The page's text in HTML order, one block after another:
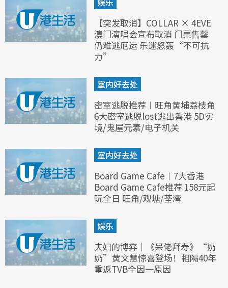
【突发取消】COLLAR × 4EVE
澳门演唱会宣布取消 门票售罄
仍难逃厄运 乐迷怒轰“不可抗
力”
室内好去处
密室逃脱推荐︱旺角黄埔荔枝角
6大密室逃脱lost逃出香港 5D实
境/鬼屋元素/电子机关
室内好去处
Board Game Cafe︱7大香港
Board Game Cafe推荐 158元起
玩全日 旺角/观塘/荃湾
娱乐
夫妇的博弈｜《呆佬拜寿》“奶
奶”黄文慧惊喜登场！相隔40年
重返TVB全因一原因